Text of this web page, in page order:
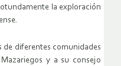
la exploración
de diferentes comunidades
y a su consejo